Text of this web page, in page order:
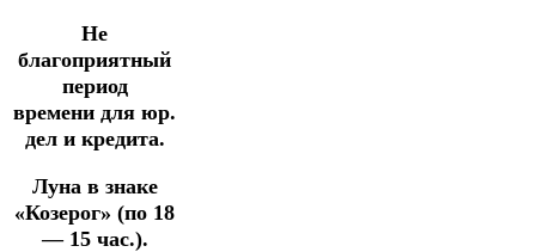
Не
благоприятный
период
времени для юр.
дел и кредита.
Луна в знаке
«Козерог» (по 18
— 15 час.).